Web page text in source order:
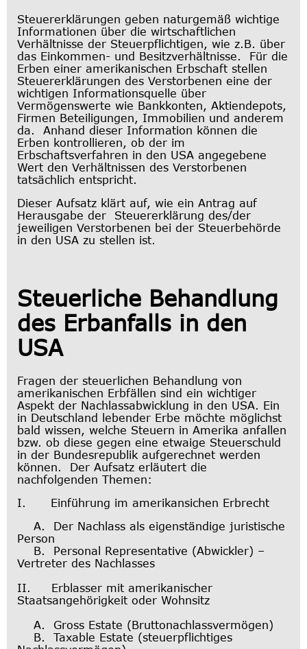
Steuererklärungen geben naturgemäß wichtige
Informationen über die wirtschaftlichen
Verhältnisse der Steuerpflichtigen, wie z.B. über
das Einkommen- und Besitzverhältnisse. Für die
Erben einer amerikanischen Erbschaft stellen
Steuererklärungen des Verstorbenen eine der
wichtigen Informationsquelle über
Vermögenswerte wie Bankkonten, Aktiendepots,
Firmen Beteiligungen, Immobilien und anderem
da. Anhand dieser Information können die
Erben kontrollieren, ob der im
Erbschaftsverfahren in den USA angegebene
Wert den Verhältnissen des Verstorbenen
tatsächlich entspricht.
Dieser Aufsatz klärt auf, wie ein Antrag auf
Herausgabe der Steuererklärung des/der
jeweiligen Verstorbenen bei der Steuerbehörde
in den USA zu stellen ist.
Steuerliche Behandlung
des Erbanfalls in den
USA
Fragen der steuerlichen Behandlung von
amerikanischen Erbfällen sind ein wichtiger
Aspekt der Nachlassabwicklung in den USA. Ein
in Deutschland lebender Erbe möchte möglichst
bald wissen, welche Steuern in Amerika anfallen
bzw. ob diese gegen eine etwaige Steuerschuld
in der Bundesrepublik aufgerechnet werden
können. Der Aufsatz erläutert die
nachfolgenden Themen:
I. Einführung im amerikansichen Erbrecht
A. Der Nachlass als eigenständige juristische
Person
B. Personal Representative (Abwickler) –
Vertreter des Nachlasses
II. Erblasser mit amerikanischer
Staatsangehörigkeit oder Wohnsitz
A. Gross Estate (Bruttonachlassvermögen)
B. Taxable Estate (steuerpflichtiges